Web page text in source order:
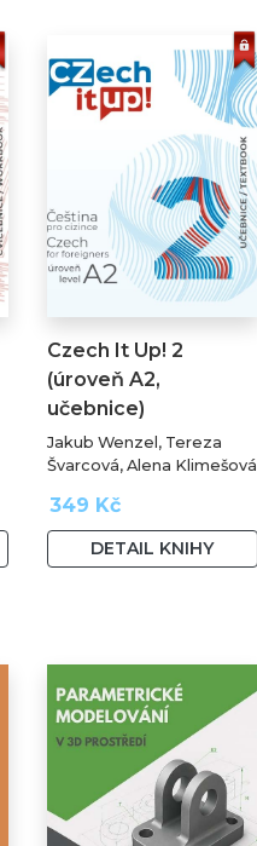
Czech It Up! 2
(úroveň A2,
učebnice)
Jakub Wenzel, Tereza
Švarcová, Alena Klimešová
349 Kč
DETAIL KNIHY